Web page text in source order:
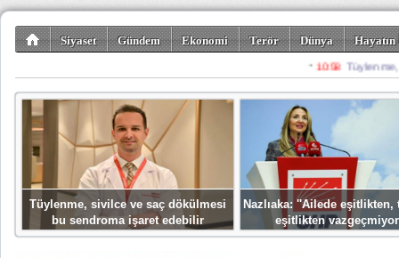
Siyaset Gündem Ekonomi Terör Dünya
Spor Misafir
Tüylenme, sivilce ve saç dökülmesi
bu sendroma işaret edebilir
Nazlıaka: ''Ailede eşitlikten,
eşitlikten